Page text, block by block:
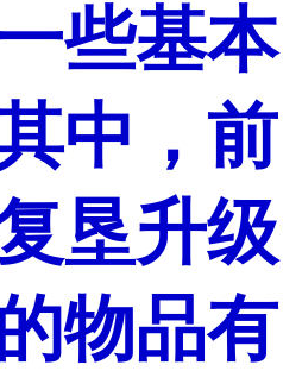
些基本
中，前
垦升级
物品有